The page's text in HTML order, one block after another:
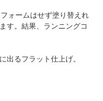
ォームはせず塗り替えれ
す。結果、ランニングコ
出るフラット仕上げ。